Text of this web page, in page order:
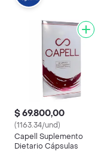
$ 69.800,00
(1163.34/und)
Capell Suplemento
Dietario Cápsulas